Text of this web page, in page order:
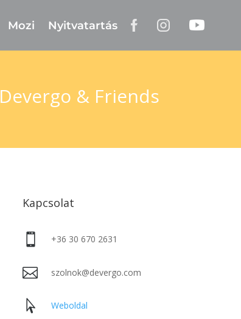
Mozi Nyitvatartás
Devergo & Friends
Kapcsolat
 +36 30 670 2631
 szolnok@devergo.com
 Weboldal